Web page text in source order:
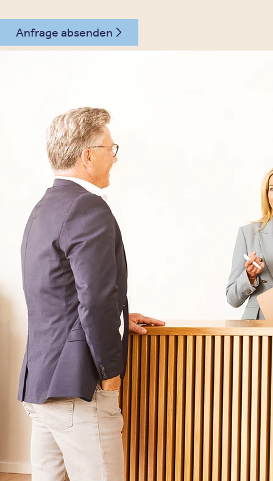
Anfrage absenden
Informationen
Für Patienten
Für Zuweiser
Für Angehörige
Über Oberberg
Kliniken für Kinder & Jugendlichen
Krankheitsbilder & Therapien
Behandlungsfelder
Therapien
Symptome & Beschwerden
Selbsttests
Presse
Bewertungen
Karriere
Unternehmensfakten
Spezialisierte Kliniken
Klinik für Depression
Klinik für Burnout
Klinik für Angststörung
Klinik für Zwangsstörung
Suchtklinik
Klinik für Anorexie
Klinik für Erschöpfung
Klinik für Essstörung